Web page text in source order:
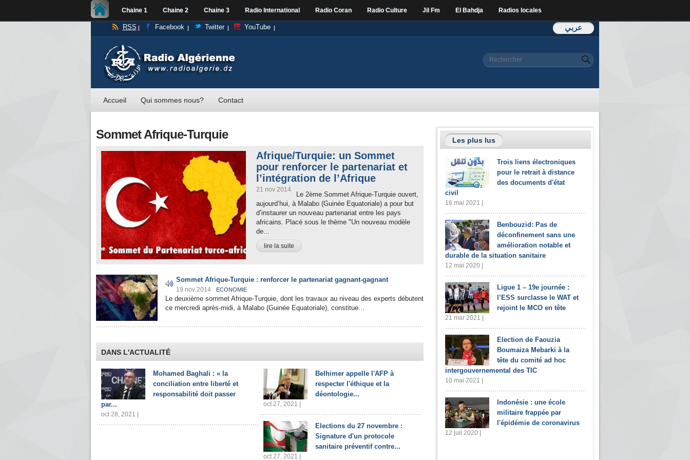
Chaine 1 Chaine 2 Chaine 3 Radio International Radio Coran Radio Culture Jil Fm El Bahdja Radios locales
عربي RSS Facebook Twitter YouTube
Formulaire de
Rechercher
Accueil Qui sommes nous? Contact
Sommet Afrique-Turquie
Afrique/Turquie: un Sommet
pour renforcer le partenariat et
l’intégration de l’Afrique
21 nov 2014
Le 2ème Sommet Afrique-Turquie ouvert,
aujourd’hui, à Malabo (Guinée Equatoriale) a pour but
d’instaurer un nouveau partenariat entre les pays
africains. Placé sous le thème "Un nouveau modèle
de...
lire la suite
Sommet Afrique-Turquie : renforcer le partenariat gagnant-gagnant
19 nov 2014 ECONOMIE
Le deuxième sommet Afrique-Turquie, dont les travaux au niveau des experts débutent
ce mercredi après-midi, à Malabo (Guinée Equatoriale), constitue...
DANS L'ACTUALITÉ
Mohamed Baghali : « la
conciliation entre liberté et
responsabilité doit passer
par...
oct 28, 2021 |
Belhimer appelle l'AFP à
respecter l'éthique et la
déontologie...
oct 27, 2021 |
Elections du 27 novembre :
Signature d'un protocole
sanitaire préventif contre...
oct 27, 2021 |
Les plus lus
Trois liens électroniques
pour le retrait à distance
des documents d'état
civil
16 mai 2021 |
Benbouzid: Pas de
déconfinement sans une
amélioration notable et
durable de la situation sanitaire
12 mai 2020 |
Ligue 1 – 19e journée :
l’ESS surclasse le WAT et
rejoint le MCO en tête
21 mar 2021 |
Election de Faouzia
Boumaiza Mebarki à la
tête du comité ad hoc
intergouvernemental des TIC
10 mai 2021 |
Indonésie : une école
militaire frappée par
l'épidémie de coronavirus
12 juil 2020 |